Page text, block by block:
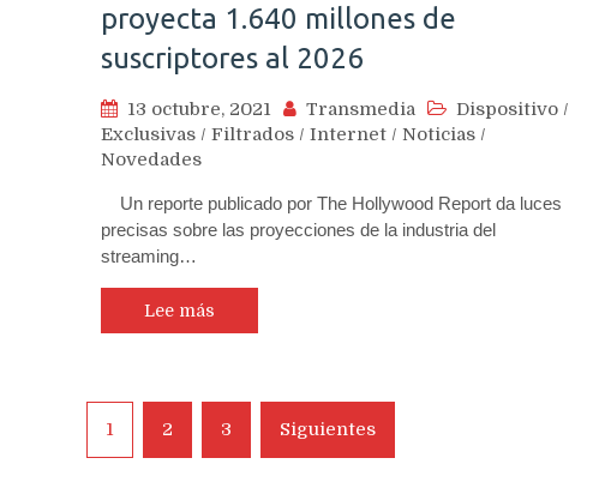
proyecta 1.640 millones de
suscriptores al 2026
13 octubre, 2021 Transmedia Dispositivo /
Exclusivas / Filtrados / Internet / Noticias /
Novedades
Un reporte publicado por The Hollywood Report da luces
precisas sobre las proyecciones de la industria del
streaming…
Lee más
Navegación
de
1 2 3 Siguientes